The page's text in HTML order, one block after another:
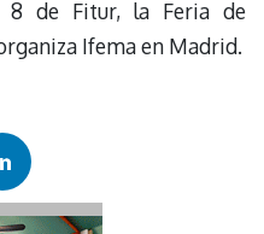
de Fitur, la Feria de
Ifema en Madrid.